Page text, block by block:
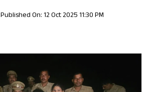
Published On: 12 Oct 2025 11:30 PM